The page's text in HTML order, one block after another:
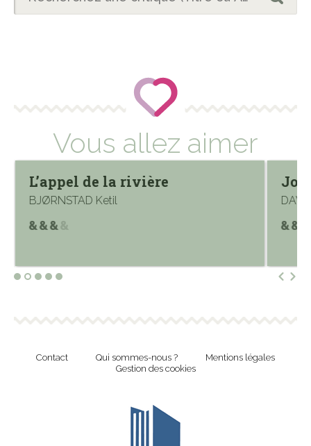
Vous allez aimer
L’appel de la rivière
BJØRNSTAD Ketil
Contact Qui sommes-nous ?
Mentions légales
Gestion des cookies